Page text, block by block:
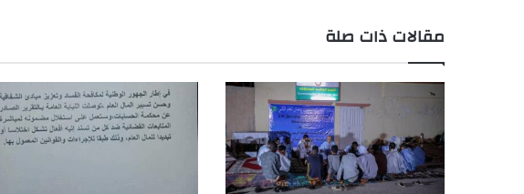
مقالات ذات صلة